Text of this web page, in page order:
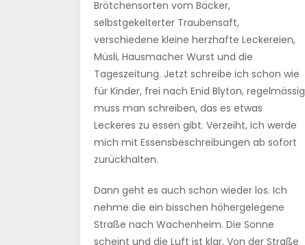
Brötchensorten vom Bäcker,
selbstgekelterter Traubensaft,
verschiedene kleine herzhafte Leckereien,
Müsli, Hausmacher Wurst und die
Tageszeitung. Jetzt schreibe ich schon wie
für Kinder, frei nach Enid Blyton, regelmässig
muss man schreiben, das es etwas
Leckeres zu essen gibt. Verzeiht, ich werde
mich mit Essensbeschreibungen ab sofort
zurückhalten.
Dann geht es auch schon wieder los. Ich
nehme die ein bisschen höhergelegene
Straße nach Wachenheim. Die Sonne
scheint und die Luft ist klar. Von der Straße